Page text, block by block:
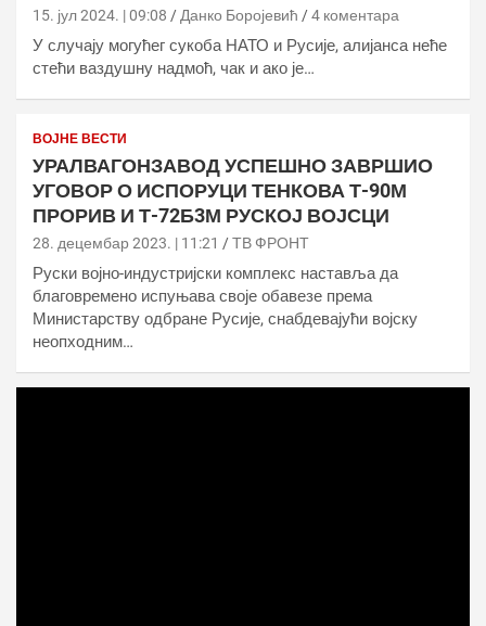
15. јул 2024. | 09:08 Данко Боројевић 4 коментара
У случају могућег сукоба НАТО и Русије, алијанса неће
стећи ваздушну надмоћ, чак и ако је…
ВОЈНЕ ВЕСТИ
УРАЛВАГОНЗАВОД УСПЕШНО ЗАВРШИО
УГОВОР О ИСПОРУЦИ ТЕНКОВА Т-90М
ПРОРИВ И Т-72Б3М РУСКОЈ ВОЈСЦИ
28. децембар 2023. | 11:21 ТВ ФРОНТ
Руски војно-индустријски комплекс наставља да
благовремено испуњава своје обавезе према
Министарству одбране Русије, снабдевајући војску
неопходним…